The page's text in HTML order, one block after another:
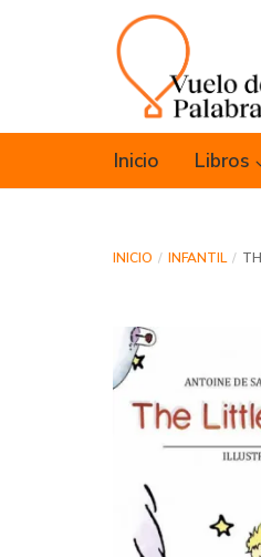
Inicio Libros
INICIO INFANTIL